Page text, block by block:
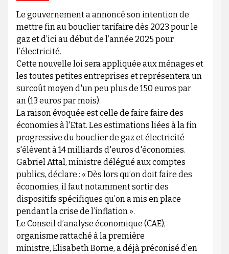
Le gouvernement a annoncé son intention de
mettre fin au bouclier tarifaire dès 2023 pour le
gaz et d’ici au début de l’année 2025 pour
l’électricité.
Cette nouvelle loi sera appliquée aux ménages et
les toutes petites entreprises et représentera un
surcoût moyen d'un peu plus de 150 euros par
an (13 euros par mois).
La raison évoquée est celle de faire faire des
économies à l'Etat. Les estimations liées à la fin
progressive du bouclier de gaz et électricité
s'élèvent à 14 milliards d'euros d'économies.
Gabriel Attal, ministre délégué aux comptes
publics, déclare : « Dès lors qu’on doit faire des
économies, il faut notamment sortir des
dispositifs spécifiques qu’on a mis en place
pendant la crise de l’inflation ».
Le Conseil d’analyse économique (CAE),
organisme rattaché à la première
ministre, Elisabeth Borne, a déjà préconisé d’en